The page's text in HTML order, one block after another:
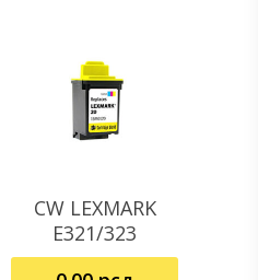
Dodaj U Korpu
CW LEXMARK
E321/323